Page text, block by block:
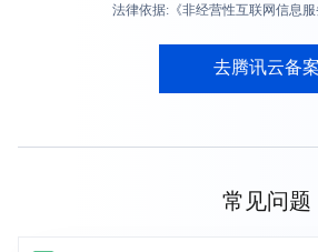
法律依据:《非经营性互联网信息服
去腾讯云备案
常见问题